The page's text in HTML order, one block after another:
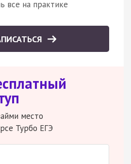
все на практике
место
Турбо ЕГЭ